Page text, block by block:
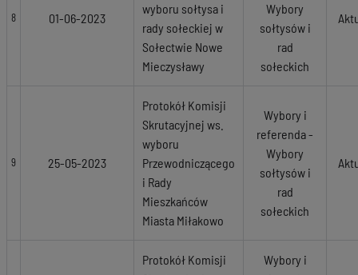
8 01-06-2023
wyboru sołtysa i
rady sołeckiej w
Sołectwie Nowe
Mieczysławy
Wybory
sołtysów i
rad
sołeckich
9 25-05-2023
Protokół Komisji
Skrutacyjnej ws.
wyboru
Przewodniczącego
i Rady
Mieszkańców
Miasta Miłakowo
Wybory i
referenda -
Wybory
sołtysów i
rad
sołeckich
Protokół Komisji
Wybory i